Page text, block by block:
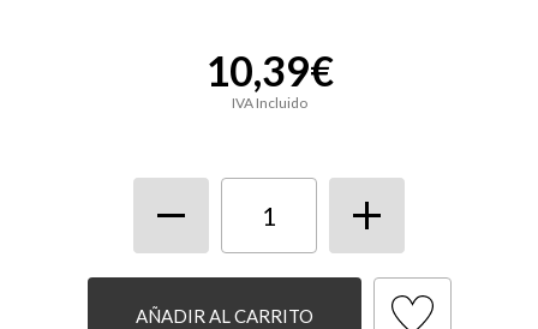
10,39€
IVA Incluido
AÑADIR AL CARRITO